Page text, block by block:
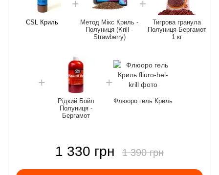
CSL Криль
Метод Мікс Криль -
Полуниця (Krill -
Strawberry)
Тигрова гранула
Полуниця-Бергамот
1 кг
Рідкий Бойл
Полуниця -
Бергамот
Флюоро гель Криль
1 330 грн 1 390 грн